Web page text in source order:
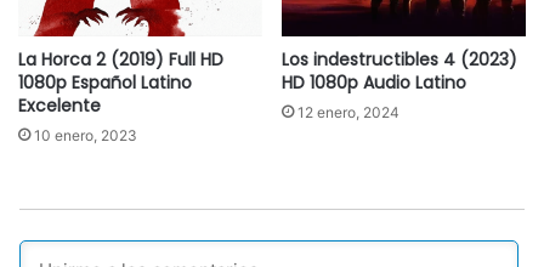
La Horca 2 (2019) Full HD
1080p Español Latino
Excelente
10 enero, 2023
Los indestructibles 4 (2023)
HD 1080p Audio Latino
12 enero, 2024